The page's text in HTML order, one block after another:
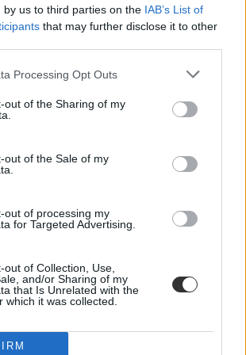
by us to third parties on the IAB’s List of
that may further disclose it to other
Processing Opt Outs
out of the Sharing of my
out of the Sale of my
out of processing my
for Targeted Advertising.
out of Collection, Use,
and/or Sharing of my
that Is Unrelated with the
which it was collected.
Katolikus Egyetem